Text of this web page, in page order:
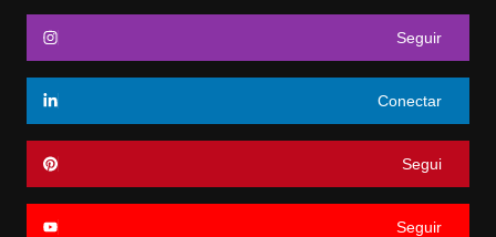
Seguir
Conectar
Segui
Seguir